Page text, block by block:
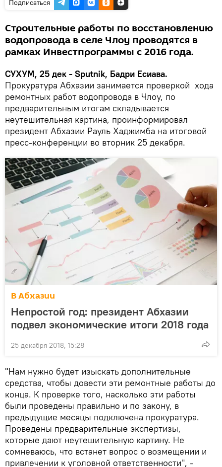
Подписаться
Строительные работы по восстановлению
водопровода в селе Члоу проводятся в
рамках Инвестпрограммы с 2016 года.
СУХУМ, 25 дек - Sputnik, Бадри Есиава.
Прокуратура Абхазии занимается проверкой хода
ремонтных работ водопровода в Члоу, по
предварительным итогам складывается
неутешительная картина, проинформировал
президент Абхазии Рауль Хаджимба на итоговой
пресс-конференции во вторник 25 декабря.
В Абхазии
Непростой год: президент Абхазии
подвел экономические итоги 2018 года
25 декабря 2018, 15:28
"Нам нужно будет изыскать дополнительные
средства, чтобы довести эти ремонтные работы до
конца. К проверке того, насколько эти работы
были проведены правильно и по закону, в
предыдущие месяцы подключена прокуратура.
Проведены предварительные экспертизы,
которые дают неутешительную картину. Не
сомневаюсь, что встанет вопрос о возмещении и
привлечении к уголовной ответственности", -